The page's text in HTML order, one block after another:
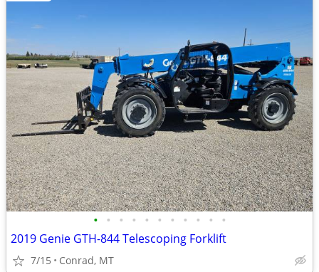
• • • • • • • • • • •
2019 Genie GTH-844 Telescoping Forklift
7/15 Conrad, MT